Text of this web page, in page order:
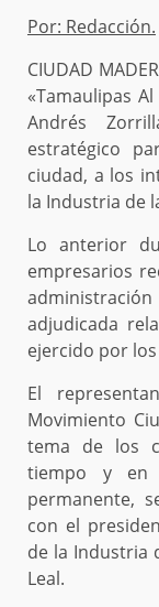
Por: Redacción.
CIUDAD
«Tamaulipas
Andrés
estratégico
ciudad, a los
la Industria de
Lo anterior
empresarios
adjudicada
ejercido por los
El
Movimiento
tema de los
tiempo y en
permanente,
con el
de la Industria
Leal.